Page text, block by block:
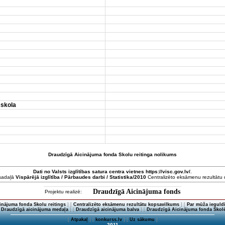
Draudzīgā Aicinājuma fonda Skolu reitinga nolikums
Dati no Valsts izglītības satura centra vietnes https://visc.gov.lv/
Vispārējā izglītība / Pārbaudes darbi / Statistika/2010 Centralizēto eksāmenu rezultātu
Projektu realizē: Draudzīgā Aicinājuma fonds
fonda Skolu reitings] [ Centralizēto eksāmenu rezultātu kopsavilkums] [ Par mūža
Draudzīgā aicinājuma medaļa] [Draudzīgā aicinājuma balva] [Draudzīgā Aicinājuma fonda
[Atpakaļ] [konkurss.lv] [Uz sākumu]